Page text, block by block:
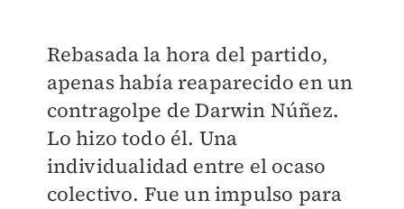
Rebasada la hora del partido,
apenas había reaparecido en un
contragolpe de Darwin Núñez.
Lo hizo todo él. Una
individualidad entre el ocaso
colectivo. Fue un impulso para